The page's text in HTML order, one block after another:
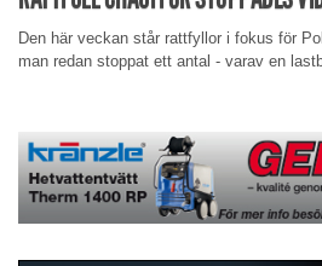
Den här veckan står rattfyllor i fokus för
man redan stoppat ett antal - varav en